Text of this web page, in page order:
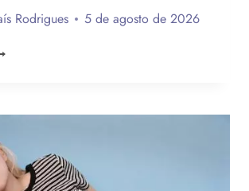
Rodrigues 5 de agosto de 2026